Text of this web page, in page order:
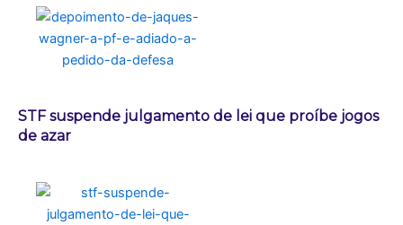
STF suspende julgamento de lei que proíbe jogos
de azar